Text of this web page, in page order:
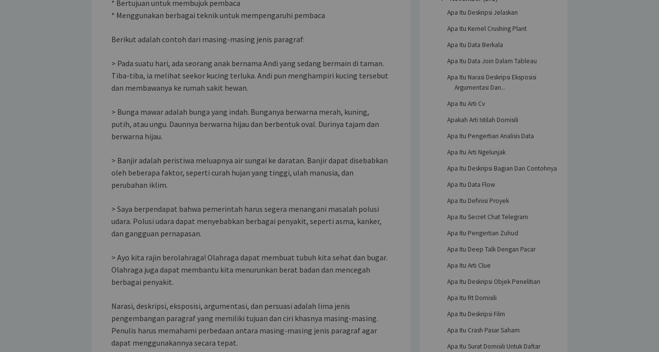
* Bertujuan untuk membujuk pembaca
* Menggunakan berbagai teknik untuk mempengaruhi pembaca
Berikut adalah contoh dari masing-masing jenis paragraf:
> Pada suatu hari, ada seorang anak bernama Andi yang sedang bermain di taman.
Tiba-tiba, ia melihat seekor kucing terluka. Andi pun menghampiri kucing tersebut
dan membawanya ke rumah sakit hewan.
> Bunga mawar adalah bunga yang indah. Bunganya berwarna merah, kuning,
putih, atau ungu. Daunnya berwarna hijau dan berbentuk oval. Durinya tajam dan
berwarna hijau.
> Banjir adalah peristiwa meluapnya air sungai ke daratan. Banjir dapat disebabkan
oleh beberapa faktor, seperti curah hujan yang tinggi, ulah manusia, dan
perubahan iklim.
> Saya berpendapat bahwa pemerintah harus segera menangani masalah polusi
udara. Polusi udara dapat menyebabkan berbagai penyakit, seperti asma, kanker,
dan gangguan pernapasan.
> Ayo kita rajin berolahraga! Olahraga dapat membuat tubuh kita sehat dan bugar.
Olahraga juga dapat membantu kita menurunkan berat badan dan mencegah
berbagai penyakit.
Narasi, deskripsi, eksposisi, argumentasi, dan persuasi adalah lima jenis
pengembangan paragraf yang memiliki tujuan dan ciri khasnya masing-masing.
Penulis harus memahami perbedaan antara masing-masing jenis paragraf agar
dapat menggunakannya secara tepat.
Apa Itu Deskripsi Jelaskan
Apa Itu Kernel Crushing Plant
Apa Itu Data Berkala
Apa Itu Data Join Dalam Tableau
Apa Itu Narasi Deskripsi Eksposisi
Argumentasi Dan...
Apa Itu Arti Cv
Apakah Arti Istilah Domisili
Apa Itu Pengertian Analisis Data
Apa Itu Arti Ngelunjak
Apa Itu Deskripsi Bagian Dan Contohnya
Apa Itu Data Flow
Apa Itu Definisi Proyek
Apa Itu Secret Chat Telegram
Apa Itu Pengertian Zuhud
Apa Itu Deep Talk Dengan Pacar
Apa Itu Arti Clue
Apa Itu Deskripsi Objek Penelitian
Apa Itu Rt Domisili
Apa Itu Deskripsi Film
Apa Itu Crash Pasar Saham
Apa Itu Surat Domisili Untuk Daftar